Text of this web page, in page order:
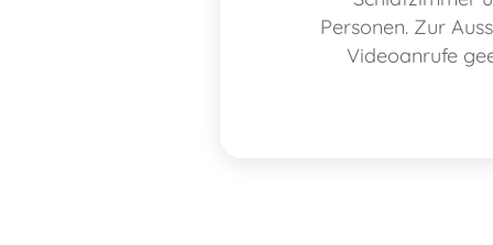
Personen. Zur
Videoanrufe